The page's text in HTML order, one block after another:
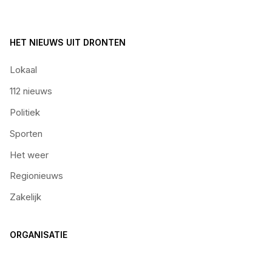
HET NIEUWS UIT DRONTEN
Lokaal
112 nieuws
Politiek
Sporten
Het weer
Regionieuws
Zakelijk
ORGANISATIE